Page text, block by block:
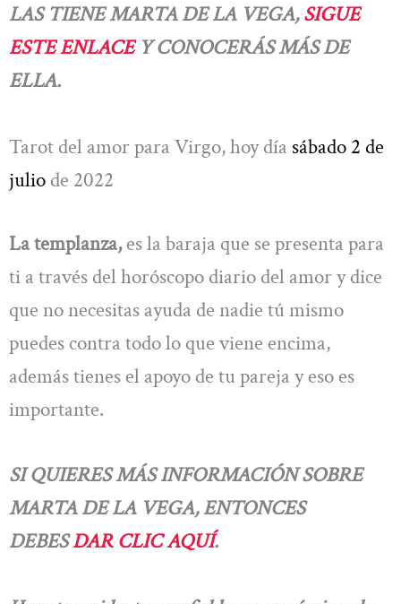
LAS TIENE MARTA DE LA VEGA,SIGUE
ESTE ENLACEY CONOCERÁS MÁS DE
ELLA.
Tarot del amor para Virgo, hoy día sábado 2 de
julio de 2022
La templanza,es la baraja que se presenta para
ti a través del horóscopo diario del amor y dice
que no necesitas ayuda de nadie tú mismo
puedes contra todo lo que viene encima,
además tienes el apoyo de tu pareja y eso es
importante.
SI QUIERES MÁS INFORMACIÓN SOBRE
MARTA DE LA VEGA, ENTONCES
DEBESDAR CLIC AQUÍ.